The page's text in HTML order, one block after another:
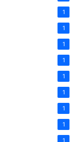
1
1
1
1
1
1
1
1
1